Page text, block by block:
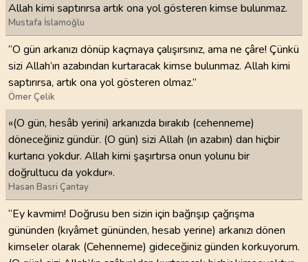
Allah kimi saptırırsa artık ona yol gösteren kimse bulunmaz.
Mustafa İslamoğlu
“O gün arkanızı dönüp kaçmaya çalışırsınız, ama ne çâre! Çünkü
sizi Allah’ın azabından kurtaracak kimse bulunmaz. Allah kimi
saptırırsa, artık ona yol gösteren olmaz.”
Ömer Çelik
«(O gün, hesâb yerini) arkanızda bırakıb (cehenneme)
döneceğiniz gündür. (O gün) sizi Allah (ın azabın) dan hiçbir
kurtarıcı yokdur. Allah kimi şaşırtırsa onun yolunu bir
doğrultucu da yokdur».
Hasan Basri Çantay
“Ey kavmim! Doğrusu ben sizin için bağrışıp çağrışma
gününden (kıyâmet gününden, hesab yerine) arkanızı dönen
kimseler olarak (Cehenneme) gideceğiniz günden korkuyorum.